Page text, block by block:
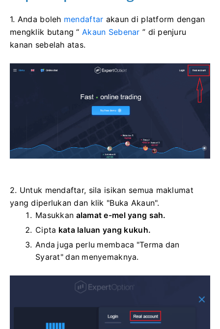
1. Anda boleh mendaftar akaun di platform dengan
mengklik butang “Akaun Sebenar ” di penjuru
kanan sebelah atas.
2. Untuk mendaftar, sila isikan semua maklumat
yang diperlukan dan klik "Buka Akaun".
Masukkan alamat e-mel yang sah.
Cipta kata laluan yang kukuh.
Anda juga perlu membaca "Terma dan
Syarat" dan menyemaknya.